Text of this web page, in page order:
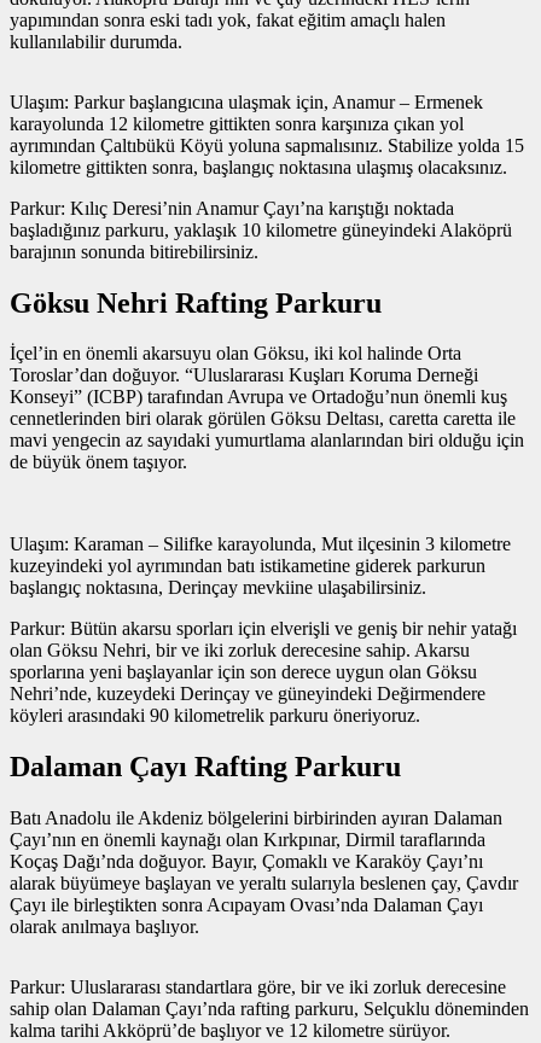
yapımından sonra eski tadı yok, fakat eğitim amaçlı halen
kullanılabilir durumda.
Ulaşım: Parkur başlangıcına ulaşmak için, Anamur – Ermenek
karayolunda 12 kilometre gittikten sonra karşınıza çıkan yol
ayrımından Çaltıbükü Köyü yoluna sapmalısınız. Stabilize yolda 15
kilometre gittikten sonra, başlangıç noktasına ulaşmış olacaksınız.
Parkur: Kılıç Deresi’nin Anamur Çayı’na karıştığı noktada
başladığınız parkuru, yaklaşık 10 kilometre güneyindeki Alaköprü
barajının sonunda bitirebilirsiniz.
Göksu Nehri Rafting Parkuru
İçel’in en önemli akarsuyu olan Göksu, iki kol halinde Orta
Toroslar’dan doğuyor. “Uluslararası Kuşları Koruma Derneği
Konseyi” (ICBP) tarafından Avrupa ve Ortadoğu’nun önemli kuş
cennetlerinden biri olarak görülen Göksu Deltası, caretta caretta ile
mavi yengecin az sayıdaki yumurtlama alanlarından biri olduğu için
de büyük önem taşıyor.
Ulaşım: Karaman – Silifke karayolunda, Mut ilçesinin 3 kilometre
kuzeyindeki yol ayrımından batı istikametine giderek parkurun
başlangıç noktasına, Derinçay mevkiine ulaşabilirsiniz.
Parkur: Bütün akarsu sporları için elverişli ve geniş bir nehir yatağı
olan Göksu Nehri, bir ve iki zorluk derecesine sahip. Akarsu
sporlarına yeni başlayanlar için son derece uygun olan Göksu
Nehri’nde, kuzeydeki Derinçay ve güneyindeki Değirmendere
köyleri arasındaki 90 kilometrelik parkuru öneriyoruz.
Dalaman Çayı Rafting Parkuru
Batı Anadolu ile Akdeniz bölgelerini birbirinden ayıran Dalaman
Çayı’nın en önemli kaynağı olan Kırkpınar, Dirmil taraflarında
Koçaş Dağı’nda doğuyor. Bayır, Çomaklı ve Karaköy Çayı’nı
alarak büyümeye başlayan ve yeraltı sularıyla beslenen çay, Çavdır
Çayı ile birleştikten sonra Acıpayam Ovası’nda Dalaman Çayı
olarak anılmaya başlıyor.
Parkur: Uluslararası standartlara göre, bir ve iki zorluk derecesine
sahip olan Dalaman Çayı’nda rafting parkuru, Selçuklu döneminden
kalma tarihi Akköprü’de başlıyor ve 12 kilometre sürüyor.